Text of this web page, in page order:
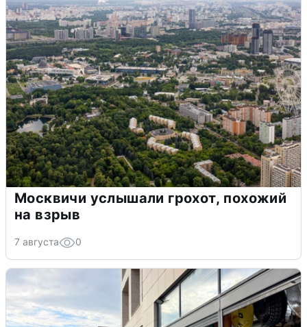
Москвичи услышали грохот, похожий
на взрыв
7 августа 0